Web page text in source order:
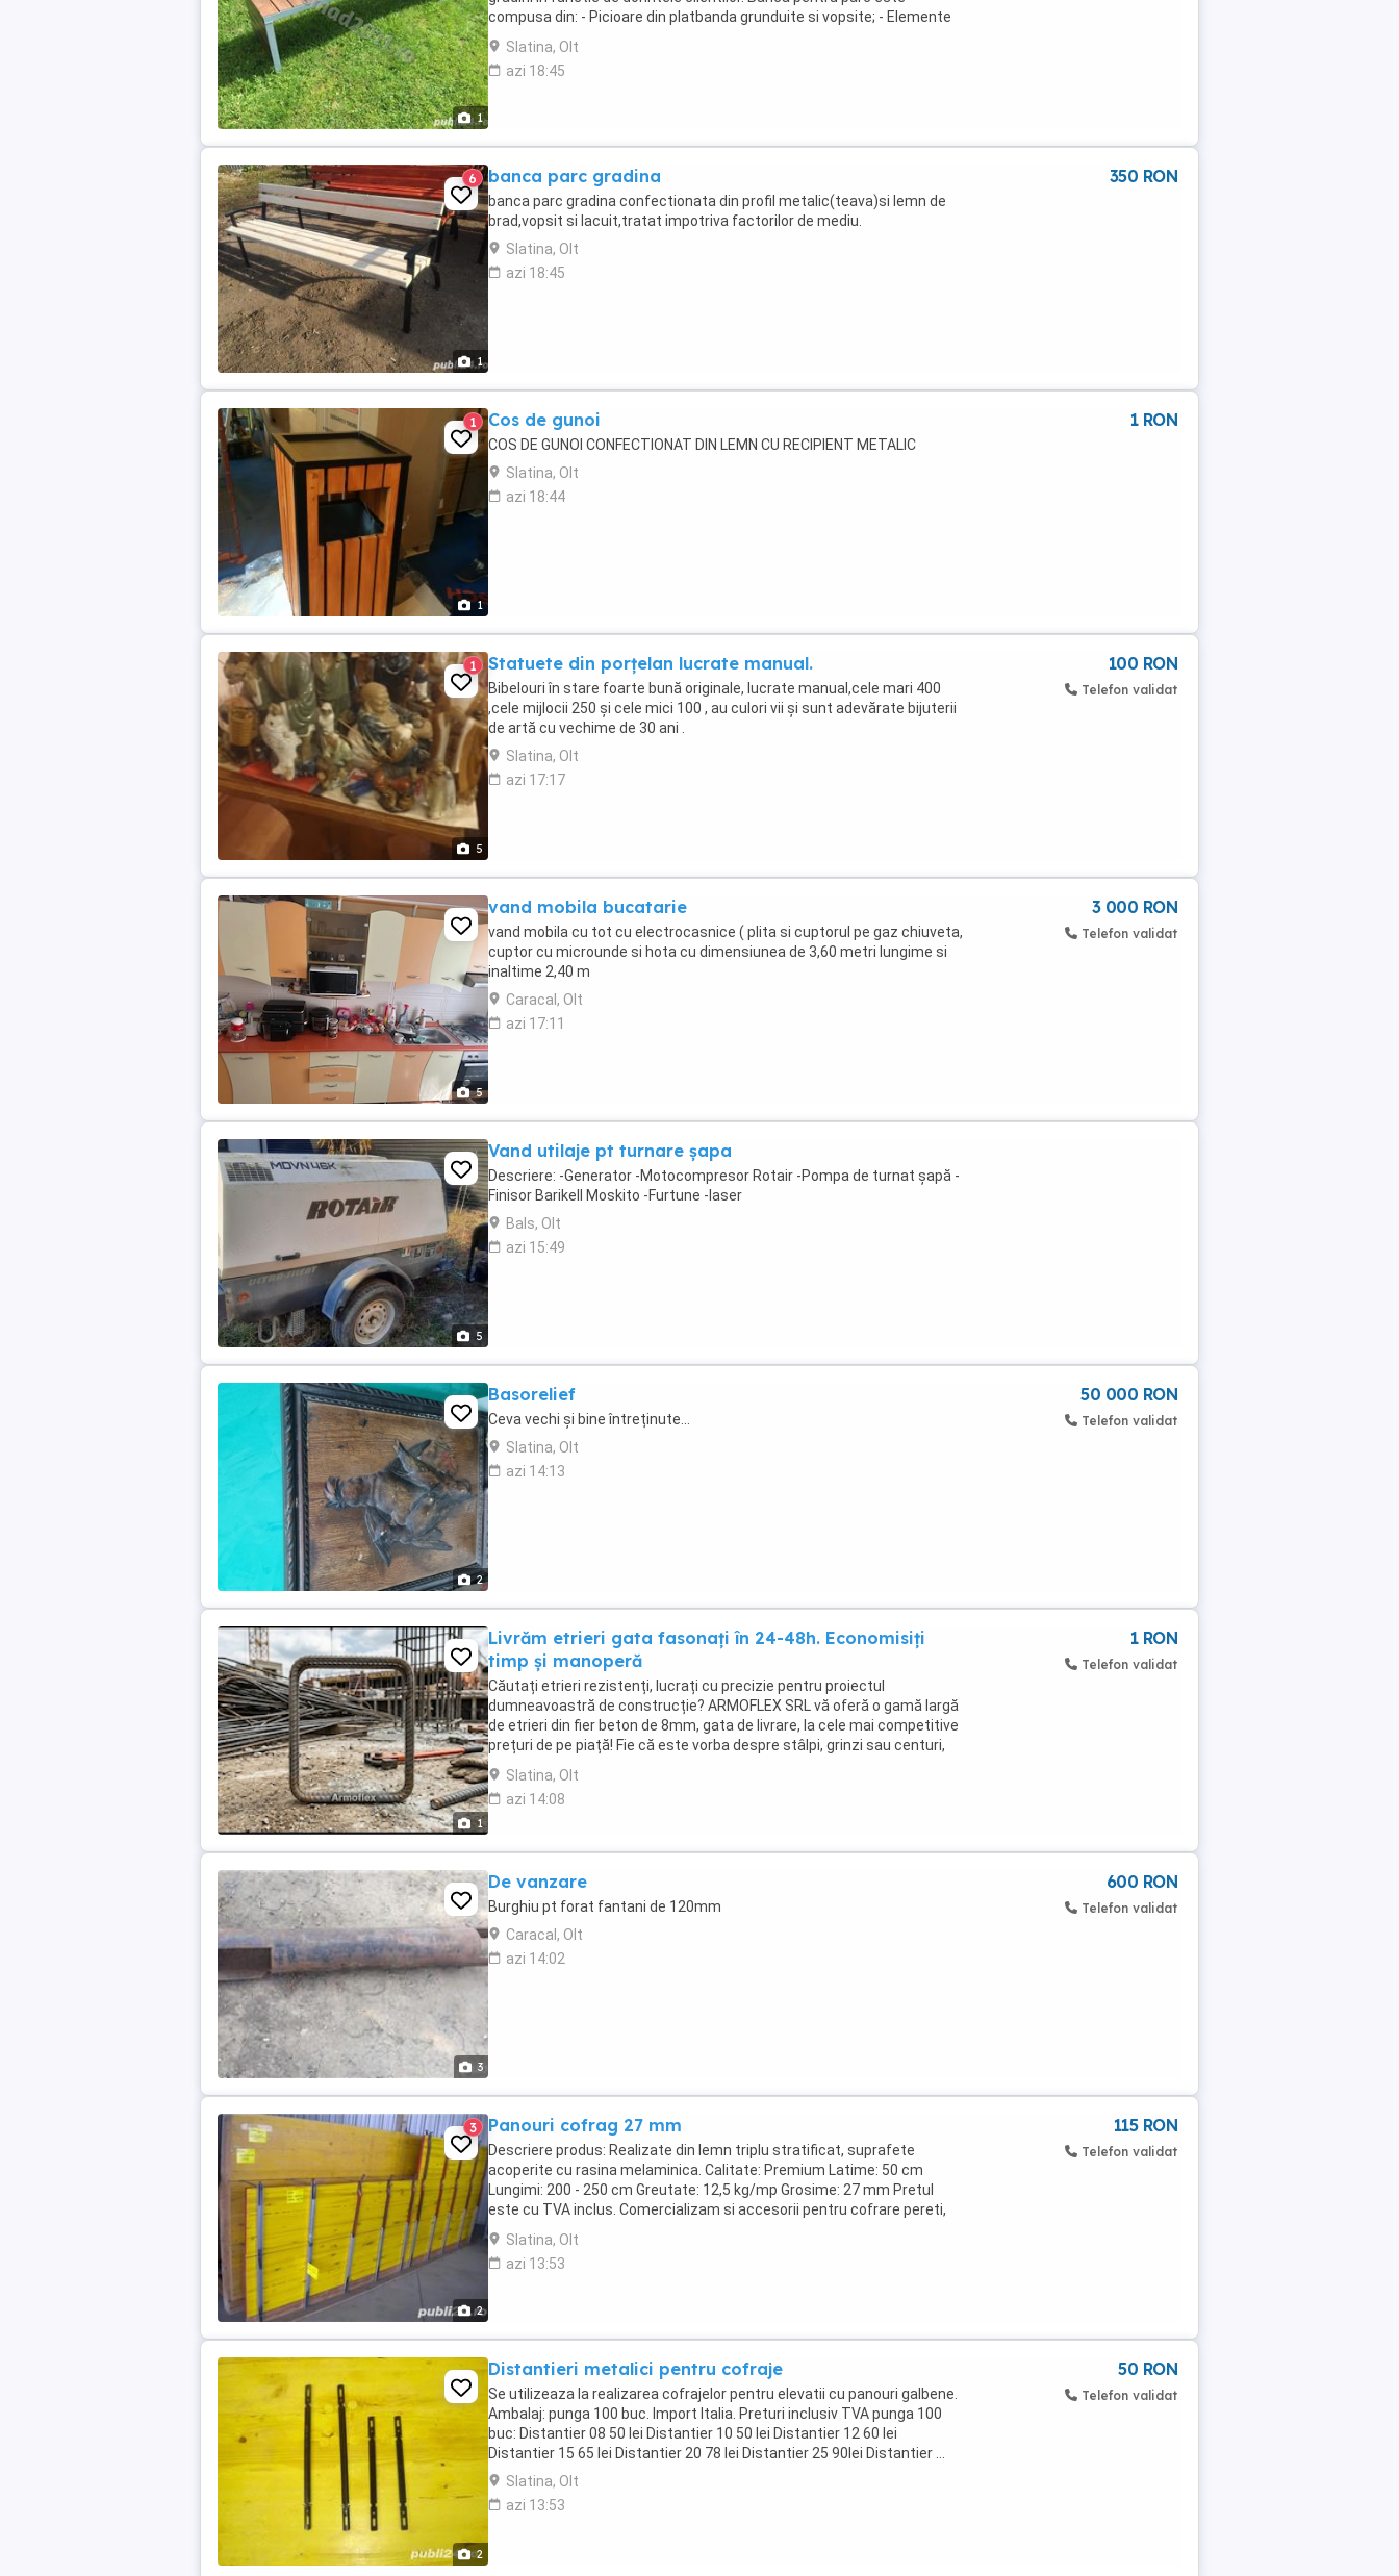
1
compusa din: - Picioare din platbanda grunduite si vopsite; - Elemente
din lemn rasinos ...
Slatina, Olt
azi 18:45
1
6 banca parc gradina
banca parc gradina confectionata din profil metalic(teava)si lemn de
brad,vopsit si lacuit,tratat impotriva factorilor de mediu.
Slatina, Olt
azi 18:45
350 RON
1
1 Cos de gunoi
COS DE GUNOI CONFECTIONAT DIN LEMN CU RECIPIENT METALIC
Slatina, Olt
azi 18:44
1 RON
5
1 Statuete din porțelan lucrate manual.
Bibelouri în stare foarte bună originale, lucrate manual,cele mari 400
,cele mijlocii 250 și cele mici 100 , au culori vii și sunt adevărate bijuterii
de artă cu vechime de 30 ani .
Slatina, Olt
azi 17:17
100 RON
Telefon validat
5
vand mobila bucatarie
vand mobila cu tot cu electrocasnice ( plita si cuptorul pe gaz chiuveta,
cuptor cu microunde si hota cu dimensiunea de 3,60 metri lungime si
inaltime 2,40 m
Caracal, Olt
azi 17:11
3 000 RON
Telefon validat
5
Vand utilaje pt turnare șapa
Descriere: -Generator -Motocompresor Rotair -Pompa de turnat șapă -
Finisor Barikell Moskito -Furtune -laser
Bals, Olt
azi 15:49
2
Basorelief
Ceva vechi și bine întreținute...
Slatina, Olt
azi 14:13
50 000 RON
Telefon validat
1
Livrăm etrieri gata fasonați în 24-48h. Economisiți
timp și manoperă
Căutați etrieri rezistenți, lucrați cu precizie pentru proiectul
dumneavoastră de construcție? ARMOFLEX SRL vă oferă o gamă largă
de etrieri din fier beton de 8mm, gata de livrare, la cele mai competitive
prețuri de pe piață! Fie că este vorba despre stâlpi, grinzi sau centuri,
produsele noastre respectă ...
Slatina, Olt
azi 14:08
1 RON
Telefon validat
3
De vanzare
Burghiu pt forat fantani de 120mm
Caracal, Olt
azi 14:02
600 RON
Telefon validat
2
3 Panouri cofrag 27 mm
Descriere produs: Realizate din lemn triplu stratificat, suprafete
acoperite cu rasina melaminica. Calitate: Premium Latime: 50 cm
Lungimi: 200 - 250 cm Greutate: 12,5 kg/mp Grosime: 27 mm Pretul
este cu TVA inclus. Comercializam si accesorii pentru cofrare pereti,
plansee si stalpi dreptunghiular ...
Slatina, Olt
azi 13:53
115 RON
Telefon validat
2
Distantieri metalici pentru cofraje
Se utilizeaza la realizarea cofrajelor pentru elevatii cu panouri galbene.
Ambalaj: punga 100 buc. Import Italia. Preturi inclusiv TVA punga 100
buc: Distantier 08 50 lei Distantier 10 50 lei Distantier 12 60 lei
Distantier 15 65 lei Distantier 20 78 lei Distantier 25 90lei Distantier ...
Slatina, Olt
azi 13:53
50 RON
Telefon validat